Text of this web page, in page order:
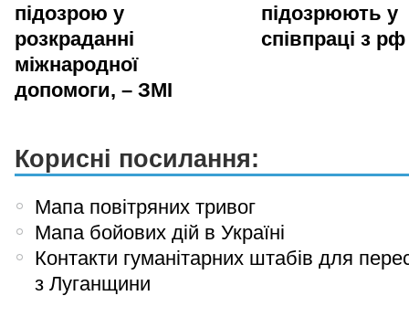
підозрою у
розкраданні
міжнародної
допомоги, – ЗМІ
підозрюють у
співпраці з рф
Корисні посилання:
Мапа повітряних тривог
Мапа бойових дій в Україні
Контакти гуманітарних штабів для
з Луганщини